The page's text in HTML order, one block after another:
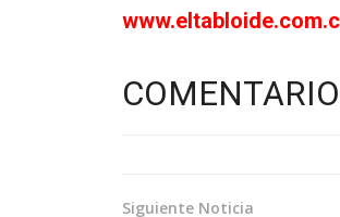
Siguiente Noticia